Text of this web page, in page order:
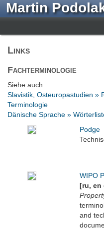
Martin
Links
Fachterminologie
Siehe auch
Slavistik, Osteuropastudien »
Terminologie
Dänische Sprache »
Podge
WIPO
[ru, en
and